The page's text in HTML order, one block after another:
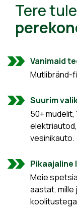
Tere
Vanimaid
Mutlibränd-
Suurim
50+
vesinikauto.
Pikaajaline
Meie
aastat, mille